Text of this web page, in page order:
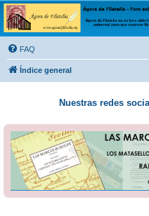
Ágora de Filatelia
Foro sobre filatelia o sobre lo que se
ofrece a la comunidad filatélica universal
conocimientos
FAQ
Índice general
Nuestras redes